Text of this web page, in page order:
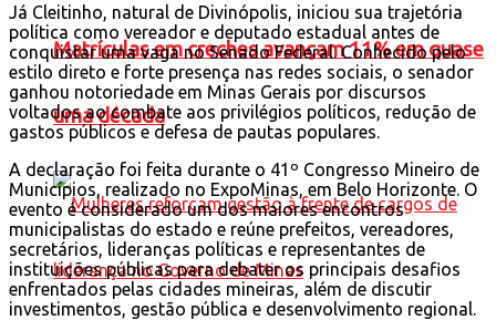
Matrículas em creches avançam 11% em quase
uma década
Já Cleitinho, natural de Divinópolis, iniciou sua trajetória
política como vereador e deputado estadual antes de
conquistar uma vaga no Senado Federal. Conhecido pelo
estilo direto e forte presença nas redes sociais, o senador
ganhou notoriedade em Minas Gerais por discursos
voltados ao combate aos privilégios políticos, redução de
gastos públicos e defesa de pautas populares.
A declaração foi feita durante o 41º Congresso Mineiro de
Municípios, realizado no ExpoMinas, em Belo Horizonte. O
evento é considerado um dos maiores encontros
municipalistas do estado e reúne prefeitos, vereadores,
secretários, lideranças políticas e representantes de
instituições públicas para debater os principais desafios
enfrentados pelas cidades mineiras, além de discutir
investimentos, gestão pública e desenvolvimento regional.